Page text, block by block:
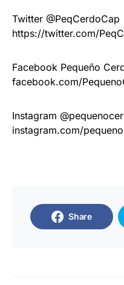
Twitter @PeqCerdoCap
https://twitter.com/
Facebook Pequeño
facebook.com/
Instagram
instagram.com/
Share